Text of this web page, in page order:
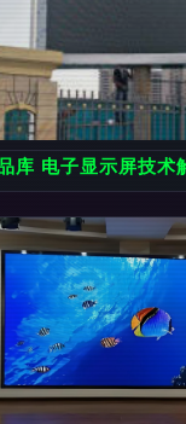
键因素与价格分析
库 电子显示屏技术